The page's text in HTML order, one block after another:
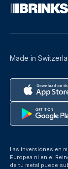
Made in
Las inversiones en
Europea ni en el
de tu metal puede